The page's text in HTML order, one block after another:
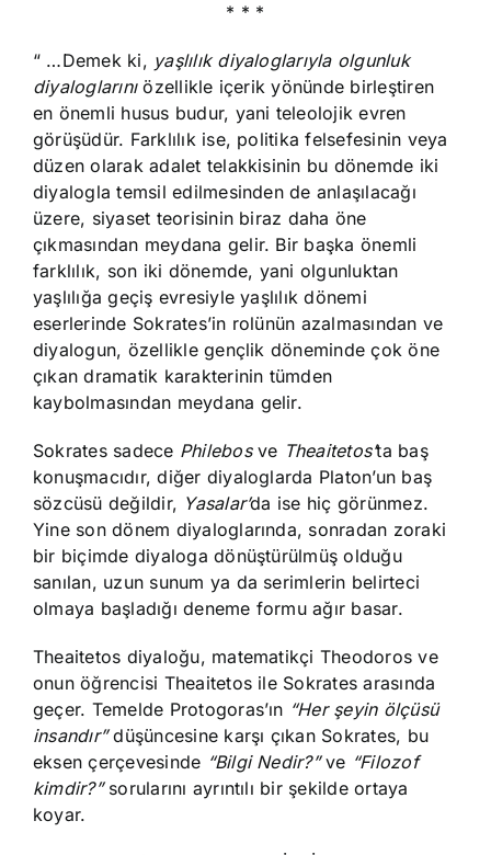
* * *
“ …Demek ki, yaşlılık diyaloglarıyla olgunluk
diyaloglarınıözellikle içerik yönünde birleştiren
en önemli husus budur, yani teleolojik evren
görüşüdür. Farklılık ise, politika felsefesinin veya
düzen olarak adalet telakkisinin bu dönemde iki
diyalogla temsil edilmesinden de anlaşılacağı
üzere, siyaset teorisinin biraz daha öne
çıkmasından meydana gelir. Bir başka önemli
farklılık, son iki dönemde, yani olgunluktan
yaşlılığa geçiş evresiyle yaşlılık dönemi
eserlerinde Sokrates’in rolünün azalmasından ve
diyalogun, özellikle gençlik döneminde çok öne
çıkan dramatik karakterinin tümden
kaybolmasından meydana gelir.
Sokrates sadece Philebosve Theaitetos’ta baş
konuşmacıdır, diğer diyaloglarda Platon’un baş
sözcüsü değildir, Yasalar’da ise hiç görünmez.
Yine son dönem diyaloglarında, sonradan zoraki
bir biçimde diyaloga dönüştürülmüş olduğu
sanılan, uzun sunum ya da serimlerin belirteci
olmaya başladığı deneme formu ağır basar.
Theaitetos diyaloğu, matematikçi Theodoros ve
onun öğrencisi Theaitetos ile Sokrates arasında
geçer. Temelde Protogoras’ın “Her şeyin ölçüsü
insandır”düşüncesine karşı çıkan Sokrates, bu
eksen çerçevesinde “Bilgi Nedir?”ve “Filozof
kimdir?”sorularını ayrıntılı bir şekilde ortaya
koyar.